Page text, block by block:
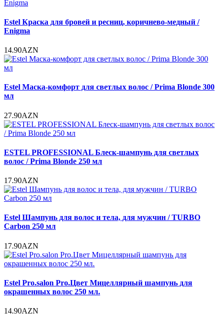
Estel Краска для бровей и ресниц, коричнево-медный /
Enigma
14.90AZN
Estel Маска-комфорт для светлых волос / Prima Blonde 300
мл
27.90AZN
ESTEL PROFESSIONAL Блеск-шампунь для светлых
волос / Prima Blonde 250 мл
17.90AZN
Estel Шампунь для волос и тела, для мужчин / TURBO
Carbon 250 мл
17.90AZN
Estel Pro.salon Pro.Цвет Мицеллярный шампунь для
окрашенных волос 250 мл.
14.90AZN